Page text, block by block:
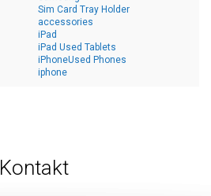
Sim Card Tray Holder
accessories
iPad
iPad Used Tablets
iPhoneUsed Phones
iphone
Kontakt